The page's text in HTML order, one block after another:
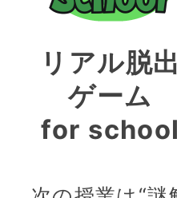
リアル脱
ゲーム
for